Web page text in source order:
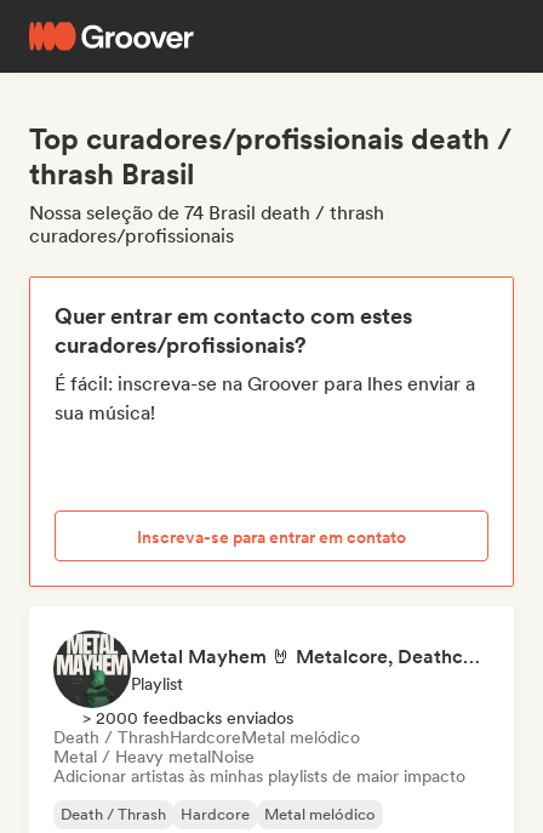
Top curadores/profissionais death /
thrash Brasil
Nossa seleção de 74 Brasil death / thrash
curadores/profissionais
Quer entrar em contacto com estes
curadores/profissionais?
É fácil: inscreva-se na Groover para lhes enviar a
sua música!
Inscreva-se para entrar em contato
Metal Mayhem 🤘 Metalcore, Deathcore & Progressive Metal
Playlist
> 2000 feedbacks enviados
Death / ThrashHardcoreMetal melódico
Metal / Heavy metalNoise
Adicionar artistas às minhas playlists de maior impacto
Death / Thrash Hardcore
Metal melódico